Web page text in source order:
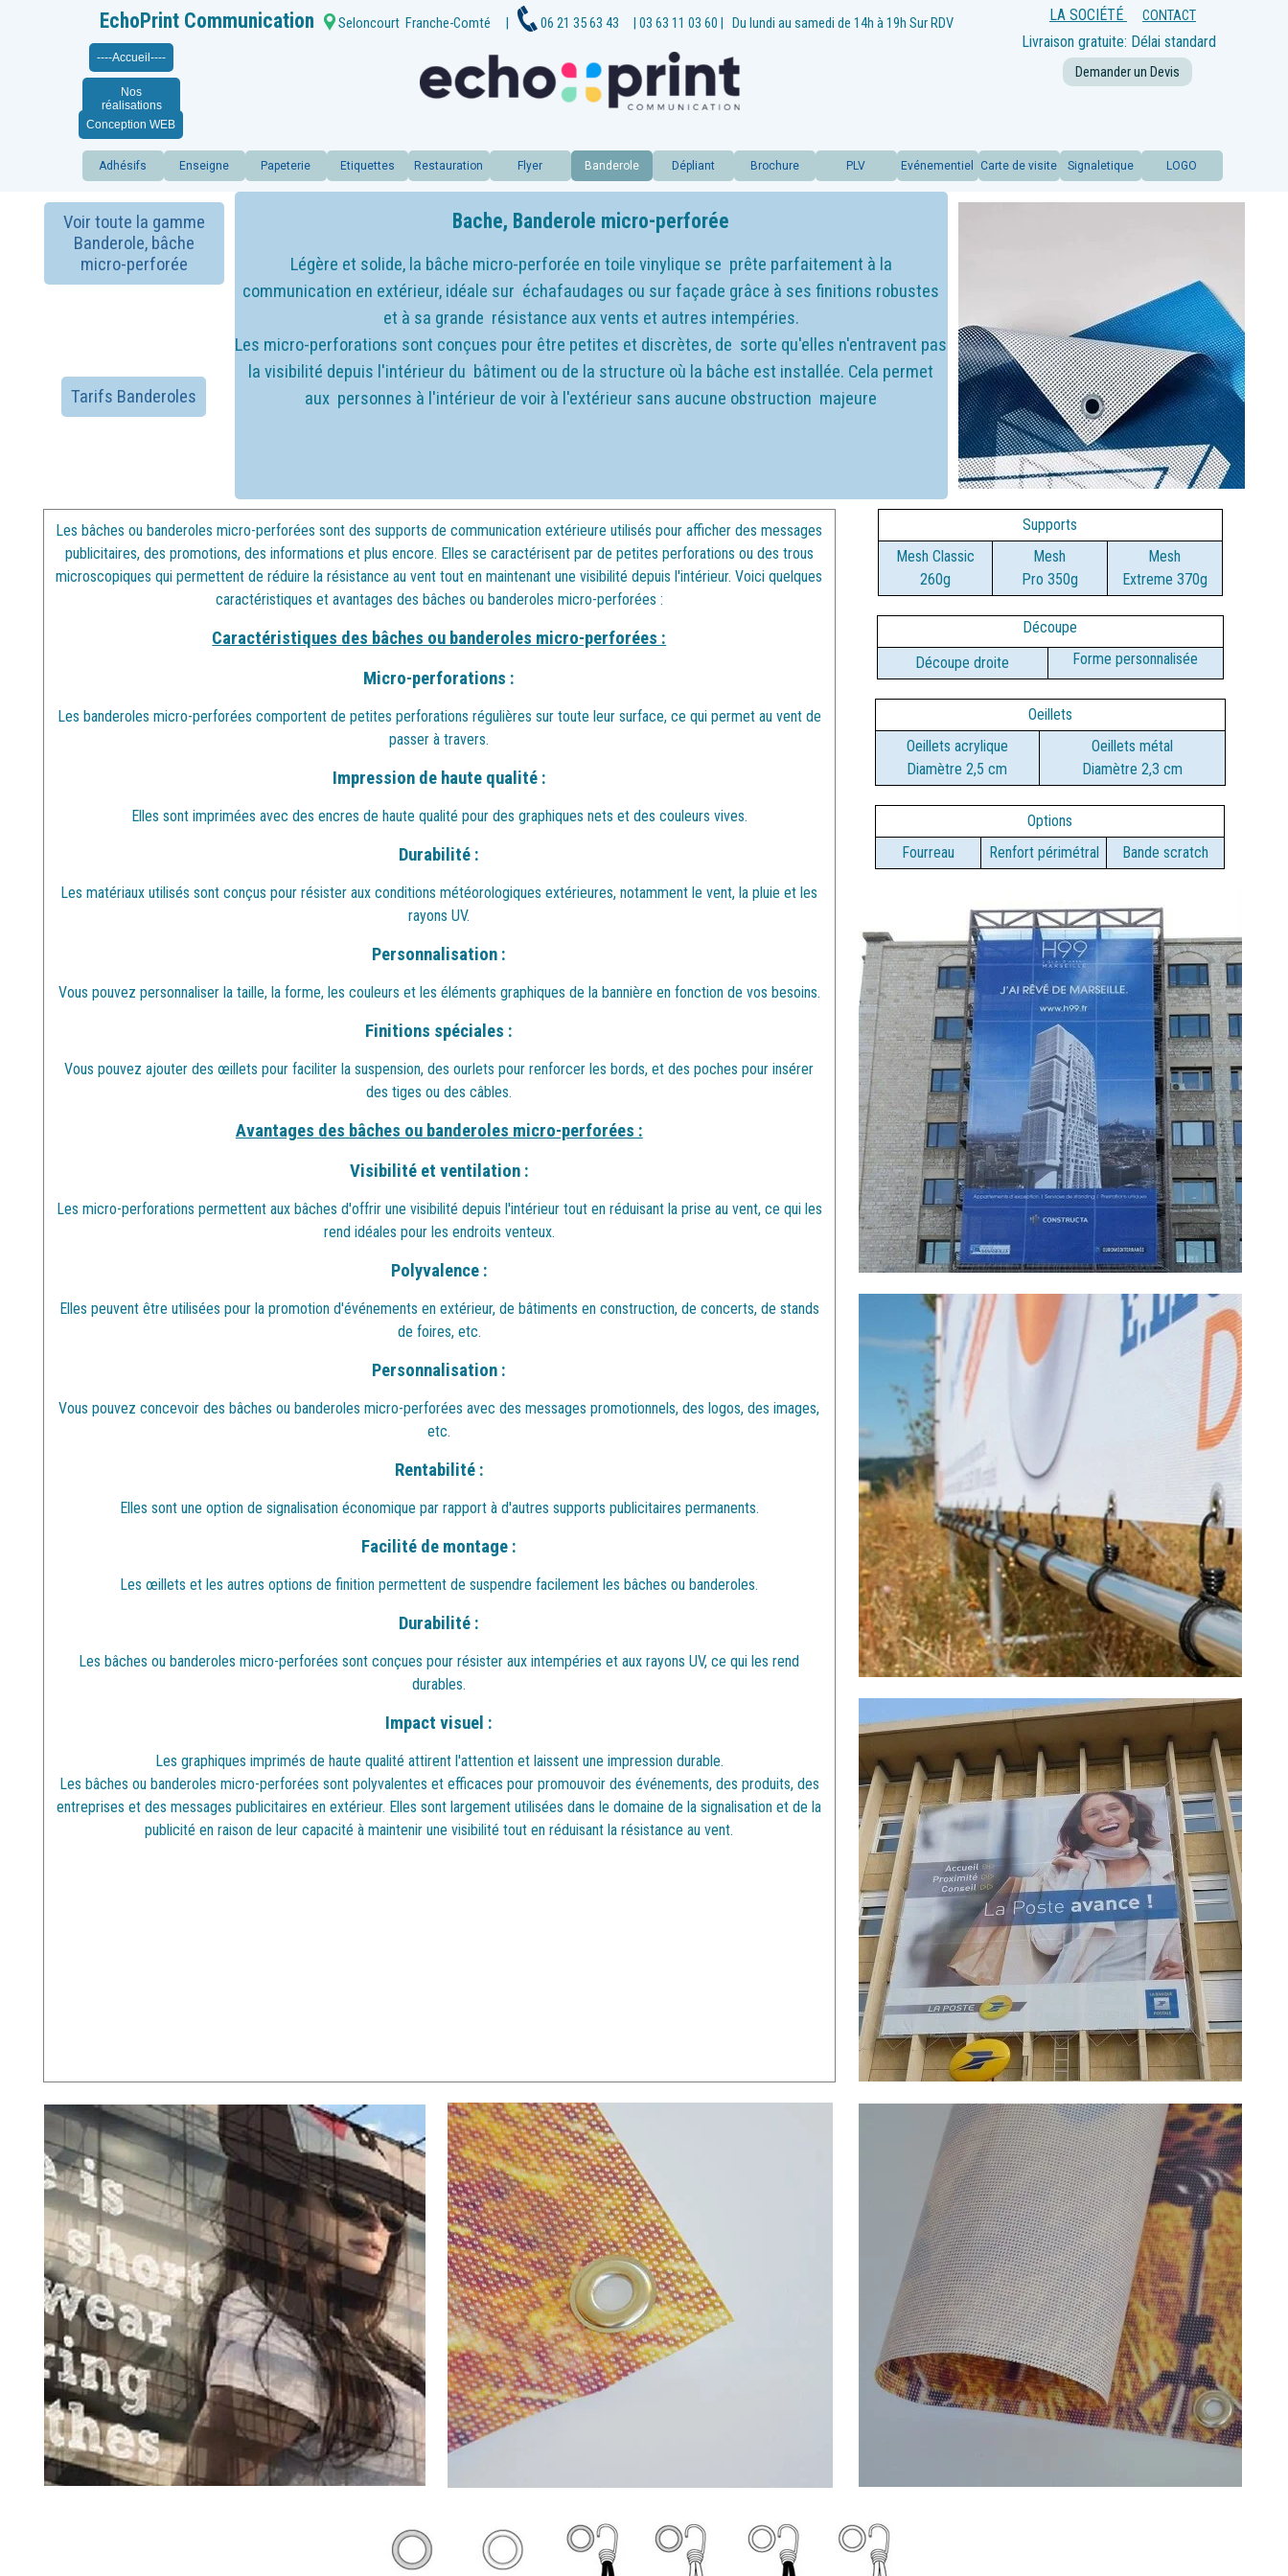
LA SOCIÉTÉ CONTACT
EchoPrint Communication Seloncourt Franche-Comté | 06 21 35 63 43 | 03 63 11 03 60 | Du lundi au samedi de 14h à 19h Sur RDV
Conception WEB
Demander un Devis
Livraison gratuite: Délai standard
offert
Adhésifs Enseigne Papeterie Etiquettes Restauration Flyer Banderole Dépliant Brochure PLV Evénementiel Carte de visite Signaletique LOGO
----Accueil----
Nos
réalisations
Bache, Banderole micro-perforée
Légère et solide, la bâche micro-perforée en toile vinylique se prête parfaitement à la
communication en extérieur, idéale sur échafaudages ou sur façade grâce à ses finitions robustes
et à sa grande résistance aux vents et autres intempéries.
Les micro-perforations sont conçues pour être petites et discrètes, de sorte qu'elles n'entravent pas
la visibilité depuis l'intérieur du bâtiment ou de la structure où la bâche est installée. Cela permet
aux personnes à l'intérieur de voir à l'extérieur sans aucune obstruction majeure
Voir toute la gamme
Banderole, bâche
micro-perforée
Tarifs Banderoles
Les bâches ou banderoles micro-perforées sont des supports de communication extérieure utilisés pour afficher des messages
publicitaires, des promotions, des informations et plus encore. Elles se caractérisent par de petites perforations ou des trous
microscopiques qui permettent de réduire la résistance au vent tout en maintenant une visibilité depuis l'intérieur. Voici quelques
caractéristiques et avantages des bâches ou banderoles micro-perforées :
Caractéristiques des bâches ou banderoles micro-perforées :
Micro-perforations :
Les banderoles micro-perforées comportent de petites perforations régulières sur toute leur surface, ce qui permet au vent de
passer à travers.
Impression de haute qualité :
Elles sont imprimées avec des encres de haute qualité pour des graphiques nets et des couleurs vives.
Durabilité :
Les matériaux utilisés sont conçus pour résister aux conditions météorologiques extérieures, notamment le vent, la pluie et les
rayons UV.
Personnalisation :
Vous pouvez personnaliser la taille, la forme, les couleurs et les éléments graphiques de la bannière en fonction de vos besoins.
Finitions spéciales :
Vous pouvez ajouter des œillets pour faciliter la suspension, des ourlets pour renforcer les bords, et des poches pour insérer
des tiges ou des câbles.
Avantages des bâches ou banderoles micro-perforées :
Visibilité et ventilation :
Les micro-perforations permettent aux bâches d'offrir une visibilité depuis l'intérieur tout en réduisant la prise au vent, ce qui les
rend idéales pour les endroits venteux.
Polyvalence :
Elles peuvent être utilisées pour la promotion d'événements en extérieur, de bâtiments en construction, de concerts, de stands
de foires, etc.
Personnalisation :
Vous pouvez concevoir des bâches ou banderoles micro-perforées avec des messages promotionnels, des logos, des images,
etc.
Rentabilité :
Elles sont une option de signalisation économique par rapport à d'autres supports publicitaires permanents.
Facilité de montage :
Les œillets et les autres options de finition permettent de suspendre facilement les bâches ou banderoles.
Durabilité :
Les bâches ou banderoles micro-perforées sont conçues pour résister aux intempéries et aux rayons UV, ce qui les rend
durables.
Impact visuel :
Les graphiques imprimés de haute qualité attirent l'attention et laissent une impression durable.
Les bâches ou banderoles micro-perforées sont polyvalentes et efficaces pour promouvoir des événements, des produits, des
entreprises et des messages publicitaires en extérieur. Elles sont largement utilisées dans le domaine de la signalisation et de la
publicité en raison de leur capacité à maintenir une visibilité tout en réduisant la résistance au vent.
Supports
Mesh Classic
260g
Mesh
Pro 350g
Mesh
Extreme 370g
Découpe
Découpe droite
Forme personnalisée
Oeillets
Oeillets acrylique
Diamètre 2,5 cm
Oeillets métal
Diamètre 2,3 cm
Options
Fourreau
Renfort périmétral Bande scratch